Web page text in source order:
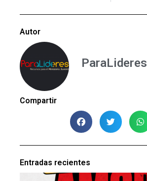
Autor
ParaLideres
Compartir
Entradas recientes